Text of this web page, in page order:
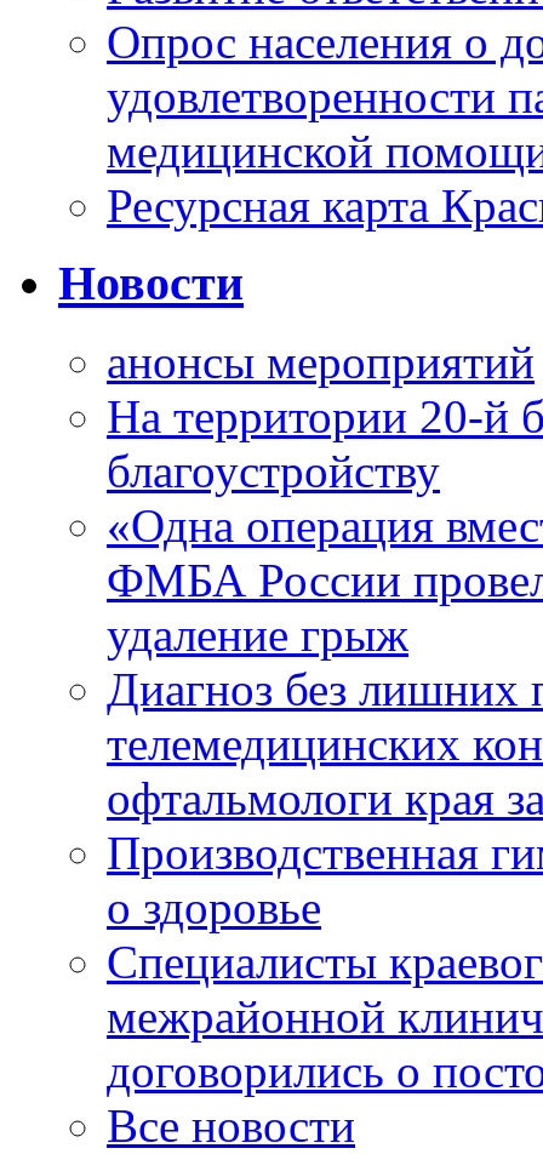
Опрос населения о
удовлетворенности
медицинской
Ресурсная карта
Новости
анонсы мероприятий
На территории 20-й
благоустройству
«Одна операция
ФМБА России
удаление грыж
Диагноз без лишних
телемедицинских
офтальмологи края
Производственная
о здоровье
Специалисты
межрайонной
договорились о
Все новости